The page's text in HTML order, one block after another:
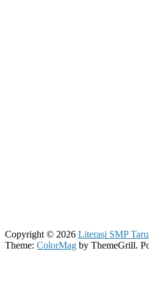
Copyright © 2026 Literasi SMP
Theme: ColorMag by ThemeGrill.